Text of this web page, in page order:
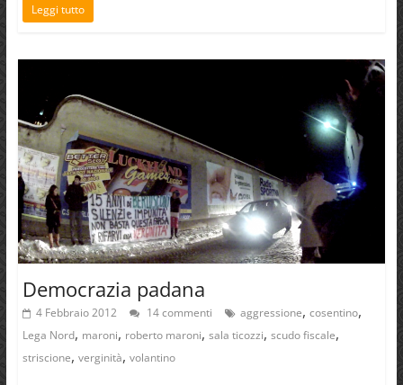
Leggi tutto
Democrazia padana
4 Febbraio 2012 14 commenti aggressione, cosentino,
Lega Nord, maroni, roberto maroni, sala ticozzi, scudo fiscale,
striscione, verginità, volantino